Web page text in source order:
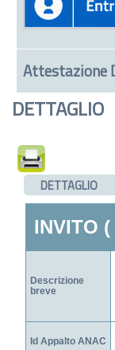
Attestazione
DETTAGLIO
DETTAGLIO
INVITO (
Descrizione
breve
Id Appalto ANAC